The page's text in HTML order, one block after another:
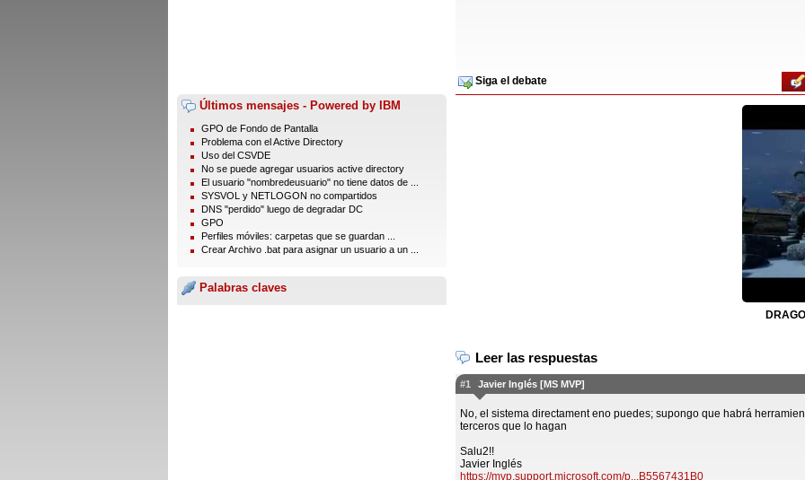
Últimos mensajes - Powered by IBM
GPO de Fondo de Pantalla
Problema con el Active Directory
Uso del CSVDE
No se puede agregar usuarios active directory
El usuario "nombredeusuario" no tiene datos de ...
SYSVOL y NETLOGON no compartidos
DNS "perdido" luego de degradar DC
GPO
Perfiles móviles: carpetas que se guardan ...
Crear Archivo .bat para asignar un usuario a un ...
Palabras claves
Siga el debate
Leer las respuestas
#1 Javier Inglés [MS MVP]
No, el sistema directament eno puedes; supongo que habrá
terceros que lo hagan
Salu2!!
Javier Inglés
https://mvp.support.microsoft.com/p...B5567431B0